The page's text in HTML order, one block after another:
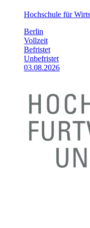
Hochschule für
Berlin
Vollzeit
Befristet
Unbefristet
03.08.2026